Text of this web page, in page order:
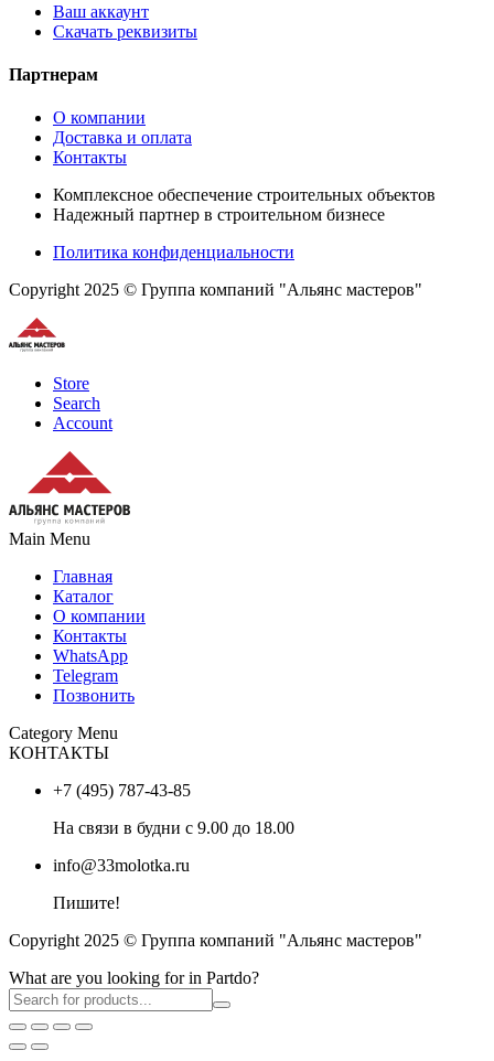
Ваш аккаунт
Скачать реквизиты
Партнерам
О компании
Доставка и оплата
Контакты
Комплексное обеспечение строительных объектов
Надежный партнер в строительном бизнесе
Политика конфиденциальности
Copyright 2025 © Группа компаний "Альянс мастеров"
Store
Search
Account
Main Menu
Главная
Каталог
О компании
Контакты
WhatsApp
Telegram
Позвонить
Category Menu
КОНТАКТЫ
+7 (495) 787-43-85
На связи в будни с 9.00 до 18.00
info@33molotka.ru
Пишите!
Copyright 2025 © Группа компаний "Альянс мастеров"
What are you looking for in Partdo?